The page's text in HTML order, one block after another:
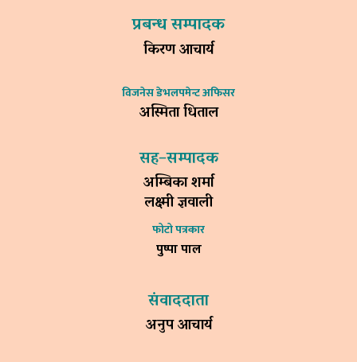
प्रबन्ध सम्पादक
किरण आचार्य
विजनेस डेभलपमेन्ट अफिसर
अस्मिता धिताल
सह–सम्पादक
अम्बिका शर्मा
लक्ष्मी ज्ञवाली
फोटो पत्रकार
पुष्पा पाल
संवाददाता
अनुप आचार्य